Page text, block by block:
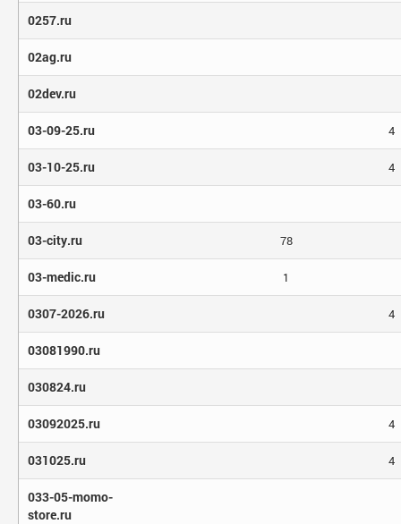
0257.ru
02ag.ru
02dev.ru
03-09-25.ru 4
03-10-25.ru 4
03-60.ru
03-city.ru 78
03-medic.ru 1
0307-2026.ru 4
03081990.ru
030824.ru
03092025.ru 4
031025.ru 4
033-05-momo-
store.ru